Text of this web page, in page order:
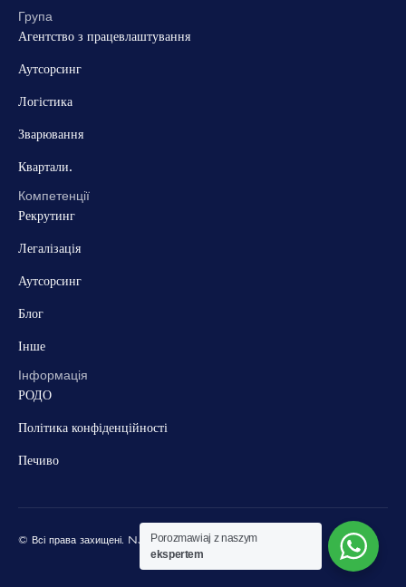
Група
Агентство з працевлаштування
Аутсорсинг
Логістика
Зварювання
Квартали.
Компетенції
Рекрутинг
Легалізація
Аутсорсинг
Блог
Інше
Інформація
РОДО
Політика конфіденційності
Печиво
© Всі права захищені. NJOB GroupPorozmawiaj z naszym
ekspertem